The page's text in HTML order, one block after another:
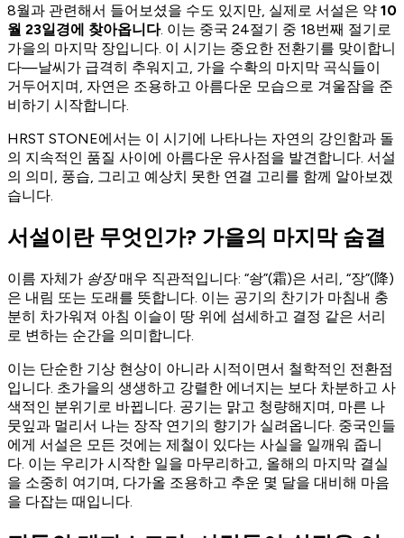
8월과 관련해서 들어보셨을 수도 있지만, 실제로 서설은 약 10
월 23일경에 찾아옵니다. 이는 중국 24절기 중 18번째 절기로
가을의 마지막 장입니다. 이 시기는 중요한 전환기를 맞이합니
다—날씨가 급격히 추워지고, 가을 수확의 마지막 곡식들이
거두어지며, 자연은 조용하고 아름다운 모습으로 겨울잠을 준
비하기 시작합니다.
HRST STONE에서는 이 시기에 나타나는 자연의 강인함과 돌
의 지속적인 품질 사이에 아름다운 유사점을 발견합니다. 서설
의 의미, 풍습, 그리고 예상치 못한 연결 고리를 함께 알아보겠
습니다.
서설이란 무엇인가? 가을의 마지막 숨결
이름 자체가 솽장매우 직관적입니다: “솽”(霜)은 서리, “장”(降)
은 내림 또는 도래를 뜻합니다. 이는 공기의 찬기가 마침내 충
분히 차가워져 아침 이슬이 땅 위에 섬세하고 결정 같은 서리
로 변하는 순간을 의미합니다.
이는 단순한 기상 현상이 아니라 시적이면서 철학적인 전환점
입니다. 초가을의 생생하고 강렬한 에너지는 보다 차분하고 사
색적인 분위기로 바뀝니다. 공기는 맑고 청량해지며, 마른 나
뭇잎과 멀리서 나는 장작 연기의 향기가 실려옵니다. 중국인들
에게 서설은 모든 것에는 제철이 있다는 사실을 일깨워 줍니
다. 이는 우리가 시작한 일을 마무리하고, 올해의 마지막 결실
을 소중히 여기며, 다가올 조용하고 추운 몇 달을 대비해 마음
을 다잡는 때입니다.